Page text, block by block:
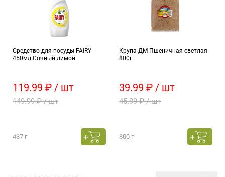
Средство для посуды FAIRY
450мл Сочный лимон
119.99 ₽ / шт
149.99 ₽ / шт
487 г
Крупа ДМ Пшеничная светлая
800г
39.99 ₽ / шт
45.99 ₽ / шт
800 г